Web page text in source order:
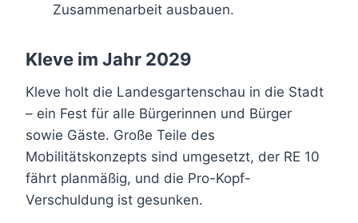
Zusammenarbeit ausbauen.
Kleve im Jahr 2029
Kleve holt die Landesgartenschau in die Stadt
– ein Fest für alle Bürgerinnen und Bürger
sowie Gäste. Große Teile des
Mobilitätskonzepts sind umgesetzt, der RE 10
fährt planmäßig, und die Pro-Kopf-
Verschuldung ist gesunken.